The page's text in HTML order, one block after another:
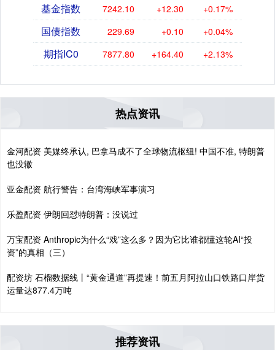
基金指数 7242.10 +12.30 +0.17%
国债指数 229.69 +0.10 +0.04%
期指IC0 7877.80 +164.40 +2.13%
热点资讯
金河配资 美媒终承认, 巴拿马成不了全球物流枢纽! 中国不准, 特朗普
也没辙
亚金配资 航行警告：台湾海峡军事演习
乐盈配资 伊朗回怼特朗普：没说过
万宝配资 Anthropic为什么“戏”这么多？因为它比谁都懂这轮AI“投
资”的真相（三）
配资坊 石榴数据线丨“黄金通道”再提速！前五月阿拉山口铁路口岸货
运量达877.4万吨
推荐资讯